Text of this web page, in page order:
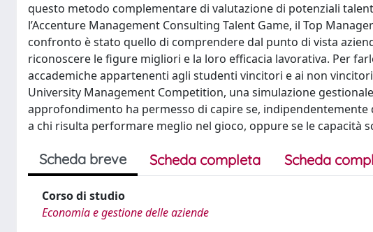
questo metodo complementare di valutazione di potenziali
l’Accenture Management Consulting Talent Game, il Top
confronto è stato quello di comprendere dal punto di vista
riconoscere le figure migliori e la loro efficacia lavorativa. Per
accademiche appartenenti agli studenti vincitori e ai non
University Management Competition, una simulazione
approfondimento ha permesso di capire se,
a chi risulta performare meglio nel gioco, oppure se le capacità
Scheda breve Scheda completa Scheda
Corso di studio
Economia e gestione delle aziende